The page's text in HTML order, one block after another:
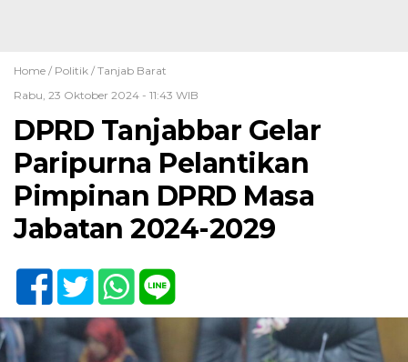
Home / Politik / Tanjab Barat
Rabu, 23 Oktober 2024 - 11:43 WIB
DPRD Tanjabbar Gelar
Paripurna Pelantikan
Pimpinan DPRD Masa
Jabatan 2024-2029